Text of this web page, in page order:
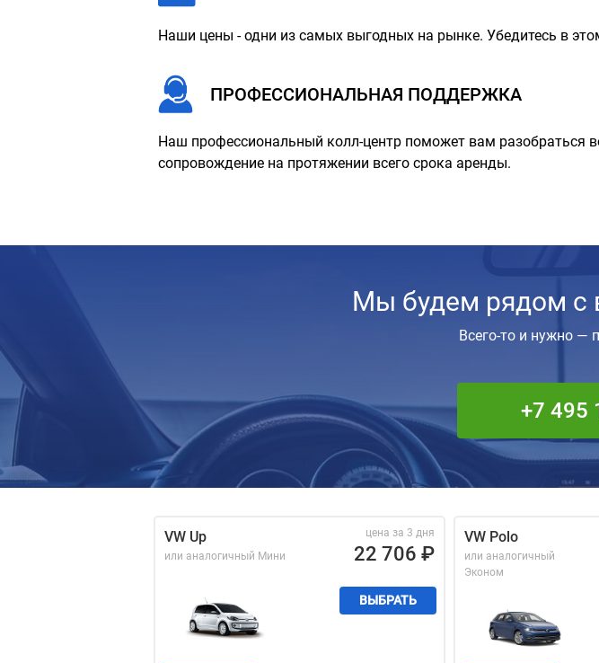
Наши цены - одни из самых выгодных на рынке. Убедитесь в
ПРОФЕССИОНАЛЬНАЯ ПОДДЕРЖКА
Наш профессиональный колл-центр поможет вам разобраться
сопровождение на протяжении всего срока аренды.
Мы будем рядом с
Всего-то и нужно —
+7 495
VW Up
или аналогичный Мини
цена за 3 дня
22 706 ₽
ВЫБРАТЬ
VW Polo
или аналогичный
Эконом